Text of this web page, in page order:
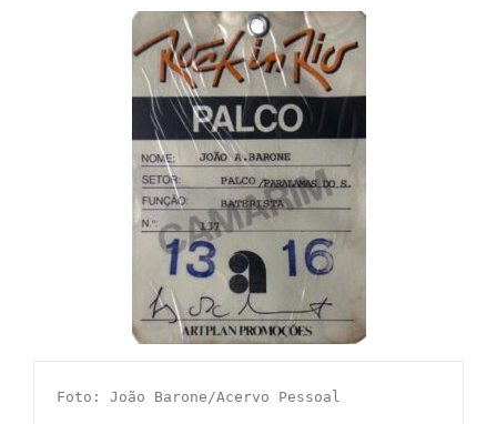
Foto: João Barone/Acervo Pessoal